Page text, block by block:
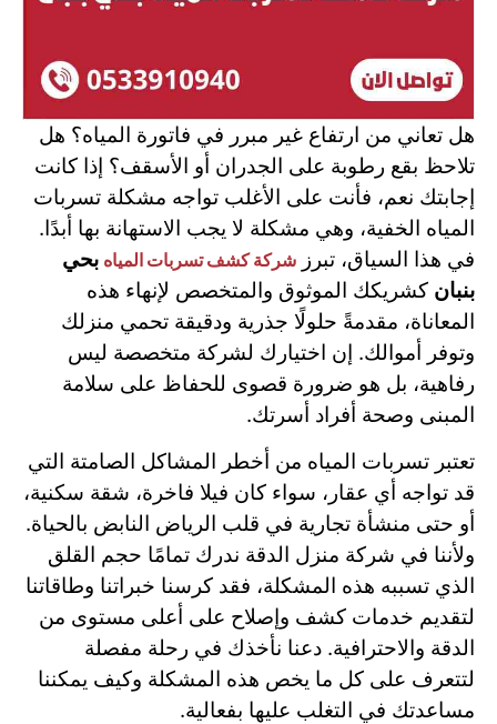
هل تعاني من ارتفاع غير مبرر في فاتورة المياه؟ هل
تلاحظ بقع رطوبة على الجدران أو الأسقف؟ إذا كانت
إجابتك نعم، فأنت على الأغلب تواجه مشكلة تسربات
المياه الخفية، وهي مشكلة لا يجب الاستهانة بها أبدًا.
في هذا السياق، تبرز شركة كشف تسربات المياه بحي
بنبان كشريكك الموثوق والمتخصص لإنهاء هذه
المعاناة، مقدمةً حلولًا جذرية ودقيقة تحمي منزلك
وتوفر أموالك. إن اختيارك لشركة متخصصة ليس
رفاهية، بل هو ضرورة قصوى للحفاظ على سلامة
المبنى وصحة أفراد أسرتك.
تعتبر تسربات المياه من أخطر المشاكل الصامتة التي
قد تواجه أي عقار، سواء كان فيلا فاخرة، شقة سكنية،
أو حتى منشأة تجارية في قلب الرياض النابض بالحياة.
ولأننا في شركة منزل الدقة ندرك تمامًا حجم القلق
الذي تسببه هذه المشكلة، فقد كرسنا خبراتنا وطاقاتنا
لتقديم خدمات كشف وإصلاح على أعلى مستوى من
الدقة والاحترافية. دعنا نأخذك في رحلة مفصلة
لتتعرف على كل ما يخص هذه المشكلة وكيف يمكننا
مساعدتك في التغلب عليها بفعالية.